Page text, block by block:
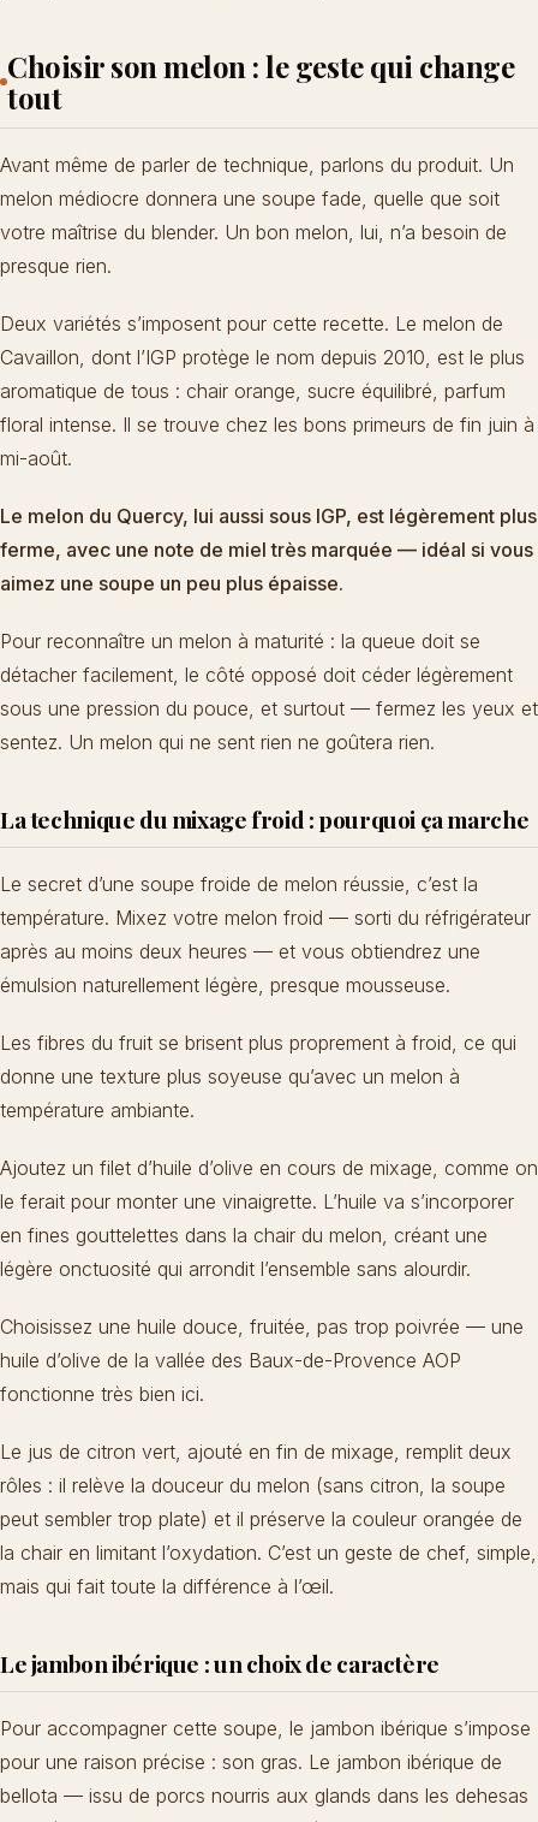
Choisir son melon : le geste qui change
tout
Avant même de parler de technique, parlons du produit. Un
melon médiocre donnera une soupe fade, quelle que soit
votre maîtrise du blender. Un bon melon, lui, n’a besoin de
presque rien.
Deux variétés s’imposent pour cette recette. Le melon de
Cavaillon, dont l’IGP protège le nom depuis 2010, est le plus
aromatique de tous : chair orange, sucre équilibré, parfum
floral intense. Il se trouve chez les bons primeurs de fin juin à
mi-août.
Le melon du Quercy, lui aussi sous IGP, est légèrement plus
ferme, avec une note de miel très marquée — idéal si vous
aimez une soupe un peu plus épaisse.
Pour reconnaître un melon à maturité : la queue doit se
détacher facilement, le côté opposé doit céder légèrement
sous une pression du pouce, et surtout — fermez les yeux et
sentez. Un melon qui ne sent rien ne goûtera rien.
La technique du mixage froid : pourquoi ça marche
Le secret d’une soupe froide de melon réussie, c’est la
température. Mixez votre melon froid — sorti du réfrigérateur
après au moins deux heures — et vous obtiendrez une
émulsion naturellement légère, presque mousseuse.
Les fibres du fruit se brisent plus proprement à froid, ce qui
donne une texture plus soyeuse qu’avec un melon à
température ambiante.
Ajoutez un filet d’huile d’olive en cours de mixage, comme on
le ferait pour monter une vinaigrette. L’huile va s’incorporer
en fines gouttelettes dans la chair du melon, créant une
légère onctuosité qui arrondit l’ensemble sans alourdir.
Choisissez une huile douce, fruitée, pas trop poivrée — une
huile d’olive de la vallée des Baux-de-Provence AOP
fonctionne très bien ici.
Le jus de citron vert, ajouté en fin de mixage, remplit deux
rôles : il relève la douceur du melon (sans citron, la soupe
peut sembler trop plate) et il préserve la couleur orangée de
la chair en limitant l’oxydation. C’est un geste de chef, simple,
mais qui fait toute la différence à l’œil.
Le jambon ibérique : un choix de caractère
Pour accompagner cette soupe, le jambon ibérique s’impose
pour une raison précise : son gras. Le jambon ibérique de
bellota — issu de porcs nourris aux glands dans les dehesas